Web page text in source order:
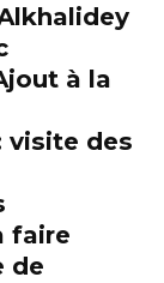
à la
visite des
faire
de